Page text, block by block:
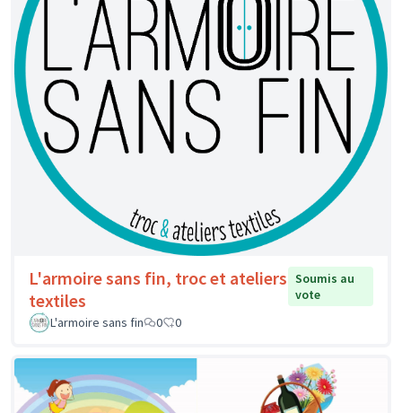
L'armoire sans fin, troc et ateliers
textiles
Soumis au
vote
L'armoire sans fin
0 0